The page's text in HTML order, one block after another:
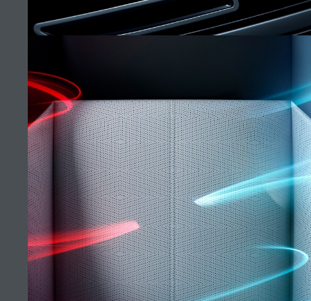
НЕПОВТОРИМЫЙ VELAR
(9)
ДИЛЕРДІ ТАБУ
КАРЬЕРА
УСЛОВИЯ
СВЯЗАТЬСЯ С НАМИ
ПОЛИТИКА КОНФИДЕНЦИАЛЬНОСТИ
ПОЛИТИКА ИСПОЛЬЗОВАНИЯ ФАЙЛОВ COOKIE
Товарищество с ограниченной ответственностью “British Motors
Kazakhstan”, БИН 210940036819, Казахстан, город Алматы,